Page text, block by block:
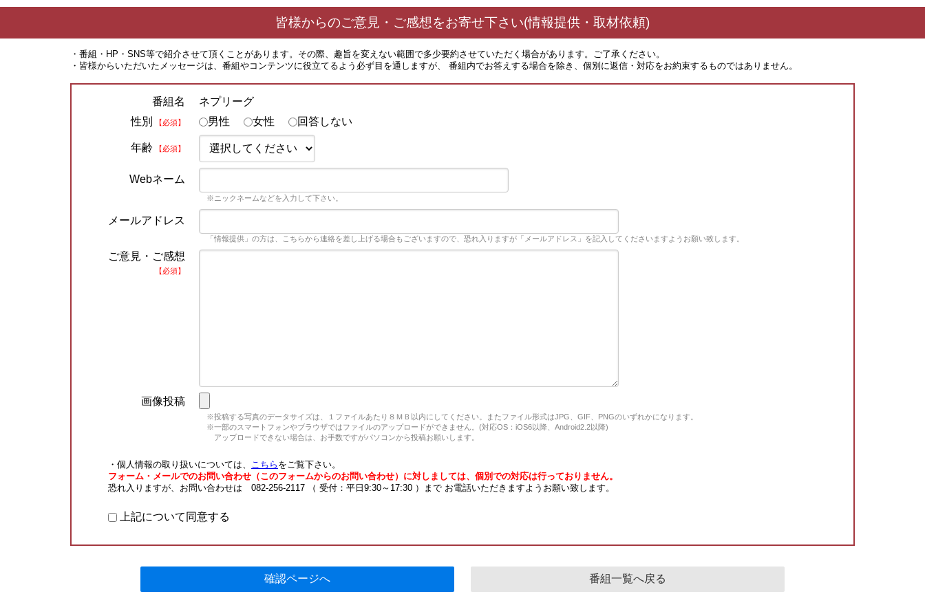
皆様からのご意見・ご感想をお寄せ下さい(情報提供・取材依頼)
・番組・HP・SNS等で紹介させて頂くことがあります。その際、趣旨を変えない範囲で多少要約させていただく場合があります。ご了承ください。
・皆様からいただいたメッセージは、番組やコンテンツに役立てるよう必ず目を通しますが、 番組内でお答えする場合を除き、個別に返信・対応をお約束するものではありません。
番組名
ネプリーグ
性別
【必須】 男性 女性 回答しない
年齢 【必須】
Webネーム
※ニックネームなどを入力して下さい。
メールアドレス
「情報提供」の方は、こちらから連絡を差し上げる場合もございますので、恐れ入りますが「メールアドレス」を記入してくださいますようお願い致します。
ご意見・ご感想
【必須】
画像投稿
※投稿する写真のデータサイズは、１ファイルあたり８ＭＢ以内にしてください。またファイル形式はJPG、GIF、PNGのいずれかになります。
※一部のスマートフォンやブラウザではファイルのアップロードができません。(対応OS：iOS6以降、Android2.2以降)
アップロードできない場合は、お手数ですがパソコンから投稿お願いします。
・個人情報の取り扱いについては、 こちら をご覧下さい。
フォーム・メールでのお問い合わせ（このフォームからのお問い合わせ）に対しましては、個別での対応は行っておりません。
恐れ入りますが、お問い合わせは 082-256-2117 （ 受付：平日9:30～17:30 ）まで お電話いただきますようお願い致します。
上記について同意する
確認ページへ 番組一覧へ戻る